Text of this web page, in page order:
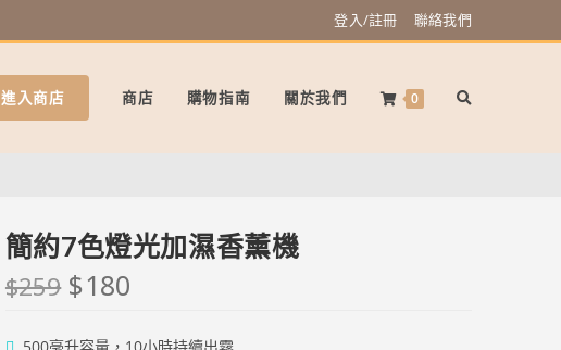
登入/註冊 聯絡我們
進入商店 商店 購物指南 關於我們 0
簡約7色燈光加濕香薰機
$259 $180